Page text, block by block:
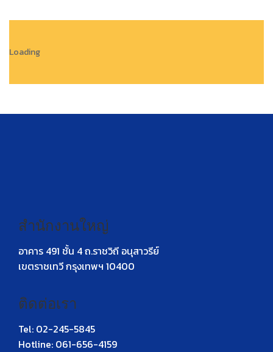
Loading
สำนักงานใหญ่
อาคาร 491 ชั้น 4 ถ.ราชวิถี อนุสาวรีย์
เขตราชเทวี กรุงเทพฯ 10400
ติดต่อเรา
Tel: 02-245-5845
Hotline: 061-656-4159